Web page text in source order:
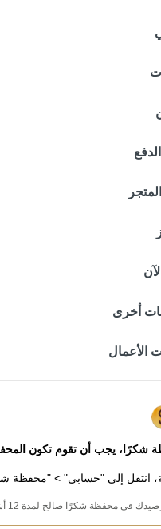
أخرى
الأعمال
شكرًا، يجب أن تقوم تكون
انتقل إلى "حسابي" > "محفظة
شكرًا صالح لمدة 12 أشهر من يوم إرجاع الرصيد.